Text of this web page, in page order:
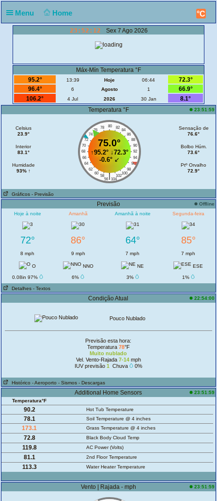
Menu Home °C
23:52:12 Sex 7 Ago 2026
Máx-Mín Temperatura °F
95.2°
13:39 Hoje 06:44
72.3°
96.4°
6 Agosto 1
66.9°
106.2°
4 Jul 2026 30 Jan
8.1°
Temperatura °F
23:51:59
Celsius
23.9°
Interior
83.1°
Humidade
93% ↑
80
78 82
76
84
74
86
72
88
70
90
68
92
66
94
64
96
62
98
60
100
58 102
|
56 104
75.0°
↑95.2°↓72.3°
-0.6°↙
Sensação de
76.6°
Bolbo Húm.
73.6°
Ptº Orvalho
72.9°
Gráficos - Previsão
Previsão
Offline
Hoje à noite
Amanhã Amanhã à noite Segunda-feira
72° 86° 64° 85°
8 mph 9 mph 7 mph 7 mph
O NNO NE ESE
0.08in 97% 6% 3% 1%
Detalhes - Textos
Condição Atual 22:54:00
Pouco Nublado
Previsão esta hora:
Temperatura 78°F
Muito nublado
Vel. Vento-Rajada 7-14mph
IUV previsão 1 Chuva 0%
Histórico - Aeroporto - Sismos - Descargas
Additional Home Sensors
23:51:59
Temperatura°F
90.2 Hot Tub Temperature
78.1 Soil Temperature @ 4 inches
173.1 Grass Temperature @ 4 inches
72.8 Black Body Cloud Temp
119.8 AC Power (Volts)
81.1 2nd Floor Temperature
113.3 Water Heater Temperature
Vento | Rajada - mph 23:51:59